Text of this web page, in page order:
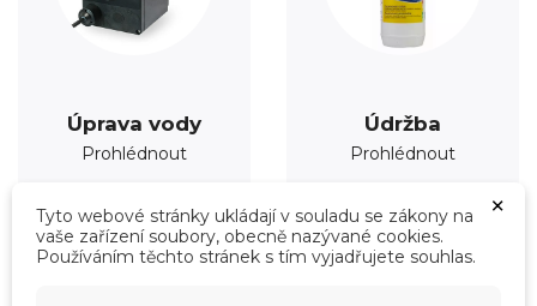
Úprava vody
Prohlédnout
Údržba
Prohlédnout
×
Tyto webové stránky ukládají v souladu se zákony na
vaše zařízení soubory, obecně nazývané cookies.
Používáním těchto stránek s tím vyjadřujete souhlas.